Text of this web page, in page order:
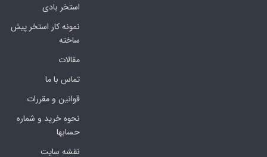
استخر بادی
نمونه کار استخر پیش
ساخته
مقالات
تماس با ما
قوانین و مقررات
نحوه خرید و شماره
حسابها
نقشه سایت